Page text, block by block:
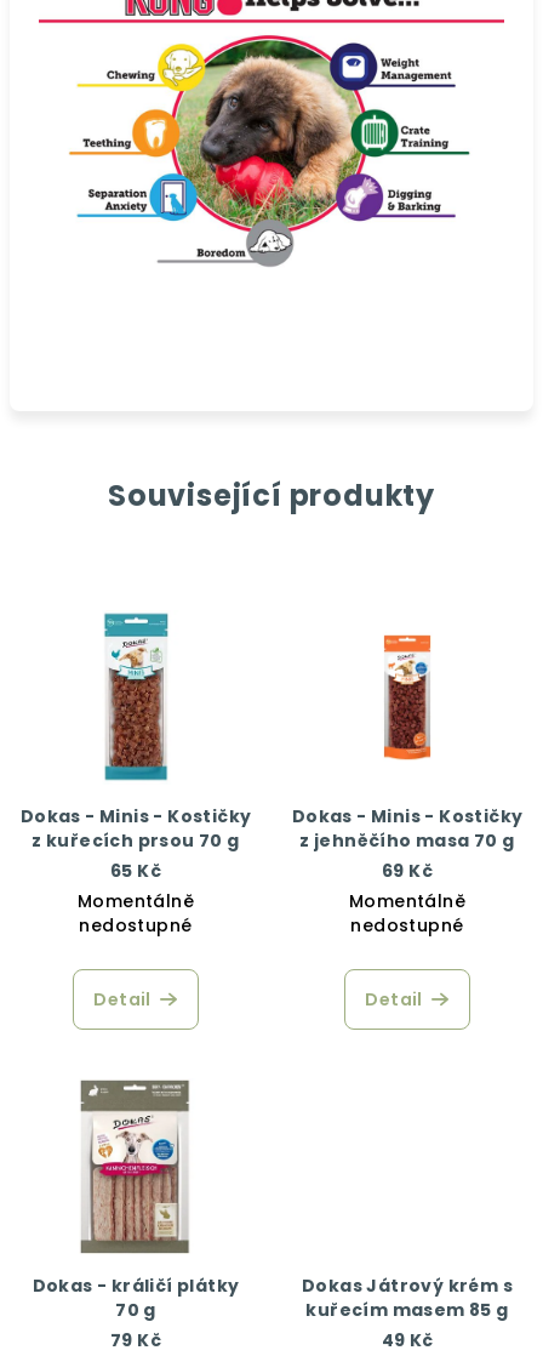
Související produkty
Dokas - Minis - Kostičky
z kuřecích prsou 70 g
65 Kč
Momentálně
nedostupné
Detail
Dokas - Minis - Kostičky
z jehněčího masa 70 g
69 Kč
Momentálně
nedostupné
Detail
Dokas - králičí plátky
70 g
79 Kč
Dokas Játrový krém s
kuřecím masem 85 g
49 Kč